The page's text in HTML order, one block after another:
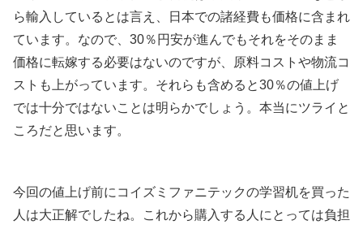
ら輸入しているとは言え、日本での諸経費も価格に含まれ
ています。なので、30％円安が進んでもそれをそのまま
価格に転嫁する必要はないのですが、原料コストや物流コ
ストも上がっています。それらも含めると30％の値上げ
では十分ではないことは明らかでしょう。本当にツライと
ころだと思います。
今回の値上げ前にコイズミファニテックの学習机を買った
人は大正解でしたね。これから購入する人にとっては負担